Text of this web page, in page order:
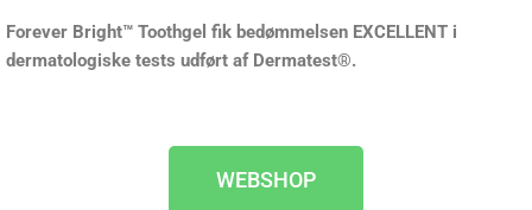
Forever Bright™ Toothgel​ fik bedømmelsen EXCELLENT i
dermatologiske tests udført af Dermatest®.
WEBSHOP